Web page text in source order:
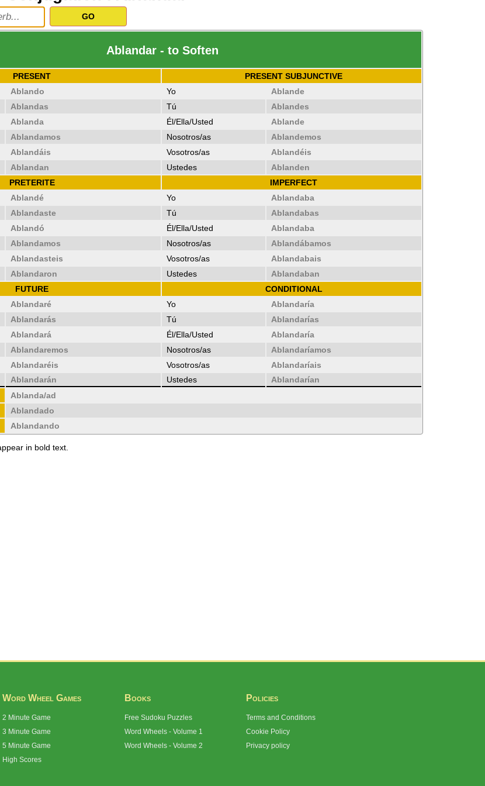
Ablandar - to Soften
PRESENT
PRESENT SUBJUNCTIVE
Ablando Yo
Ablande
Ablandas Tú
Ablandes
Ablanda Él/Ella/Usted
Ablande
Ablandamos Nosotros/as
Ablandemos
Ablandáis Vosotros/as
Ablandéis
Ablandan Ustedes
Ablanden
PRETERITE
IMPERFECT
Ablandé Yo
Ablandaba
Ablandaste Tú
Ablandabas
Ablandó Él/Ella/Usted
Ablandaba
Ablandamos Nosotros/as
Ablandábamos
Ablandasteis Vosotros/as
Ablandabais
Ablandaron Ustedes
Ablandaban
FUTURE
CONDITIONAL
Ablandaré Yo
Ablandaría
Ablandarás Tú
Ablandarías
Ablandará Él/Ella/Usted
Ablandaría
Ablandaremos Nosotros/as
Ablandaríamos
Ablandaréis Vosotros/as
Ablandaríais
Ablandarán Ustedes
Ablandarían
Ablanda/ad
Ablandado
Ablandando
in bold text.
Word Wheel Games
2 Minute Game
3 Minute Game
5 Minute Game
High Scores
Books
Free Sudoku Puzzles
Word Wheels - Volume 1
Word Wheels - Volume 2
Policies
Terms and Conditions
Cookie Policy
Privacy policy